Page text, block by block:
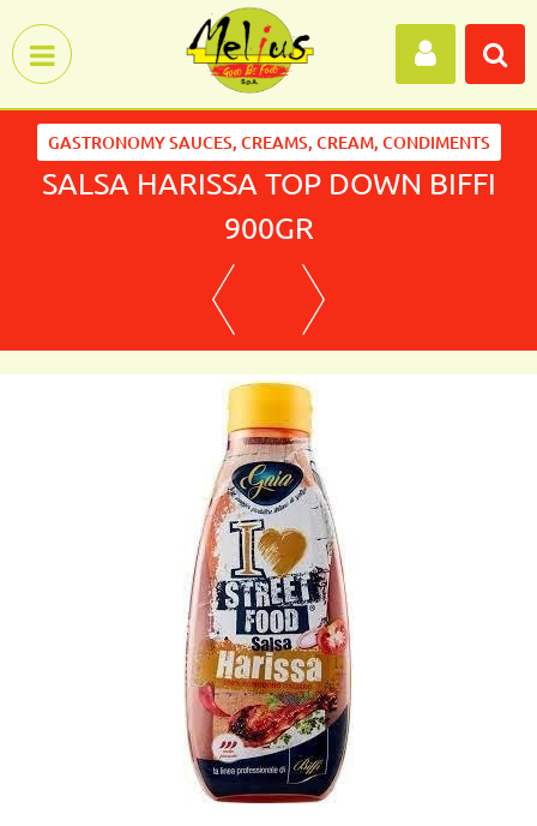
GASTRONOMY SAUCES, CREAMS, CREAM, CONDIMENTS
SALSA HARISSA TOP DOWN BIFFI
900GR